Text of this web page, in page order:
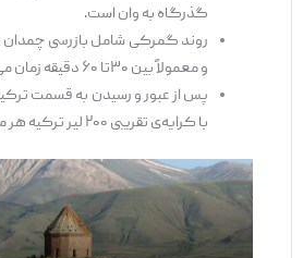
گذرگاه به وان است.
روند گمرکی شامل بازرسی چمدان و
و معمولاً بین ۳۰تا ۶۰ دقیقه زمان می ‌برد .
پس از عبور و رسیدن به قسمت
با کرایه‌ی تقریبی ۲۰۰ لیر ترکیه هر مسافر را به وان می‌ برند.